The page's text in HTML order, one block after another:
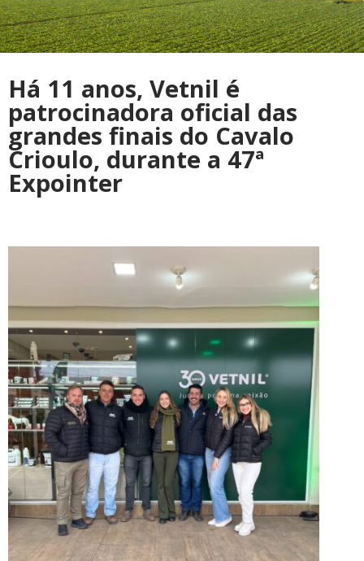
Há 11 anos, Vetnil é
patrocinadora oficial das
grandes finais do Cavalo
Crioulo, durante a 47ª
Expointer